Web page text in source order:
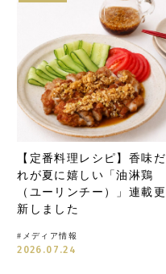
【定番料理レシピ】香味だ
れが夏に嬉しい「油淋鶏
（ユーリンチー）」連載更
新しました
# メディア情報
2026.07.24